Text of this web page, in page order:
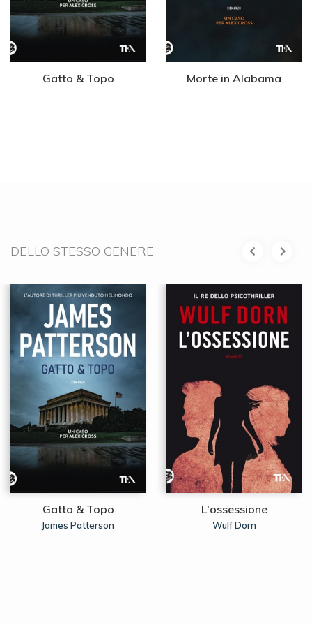
Gatto & Topo Morte in Alabama
DELLO STESSO GENERE
Gatto & Topo
James Patterson
L'ossessione
Wulf Dorn